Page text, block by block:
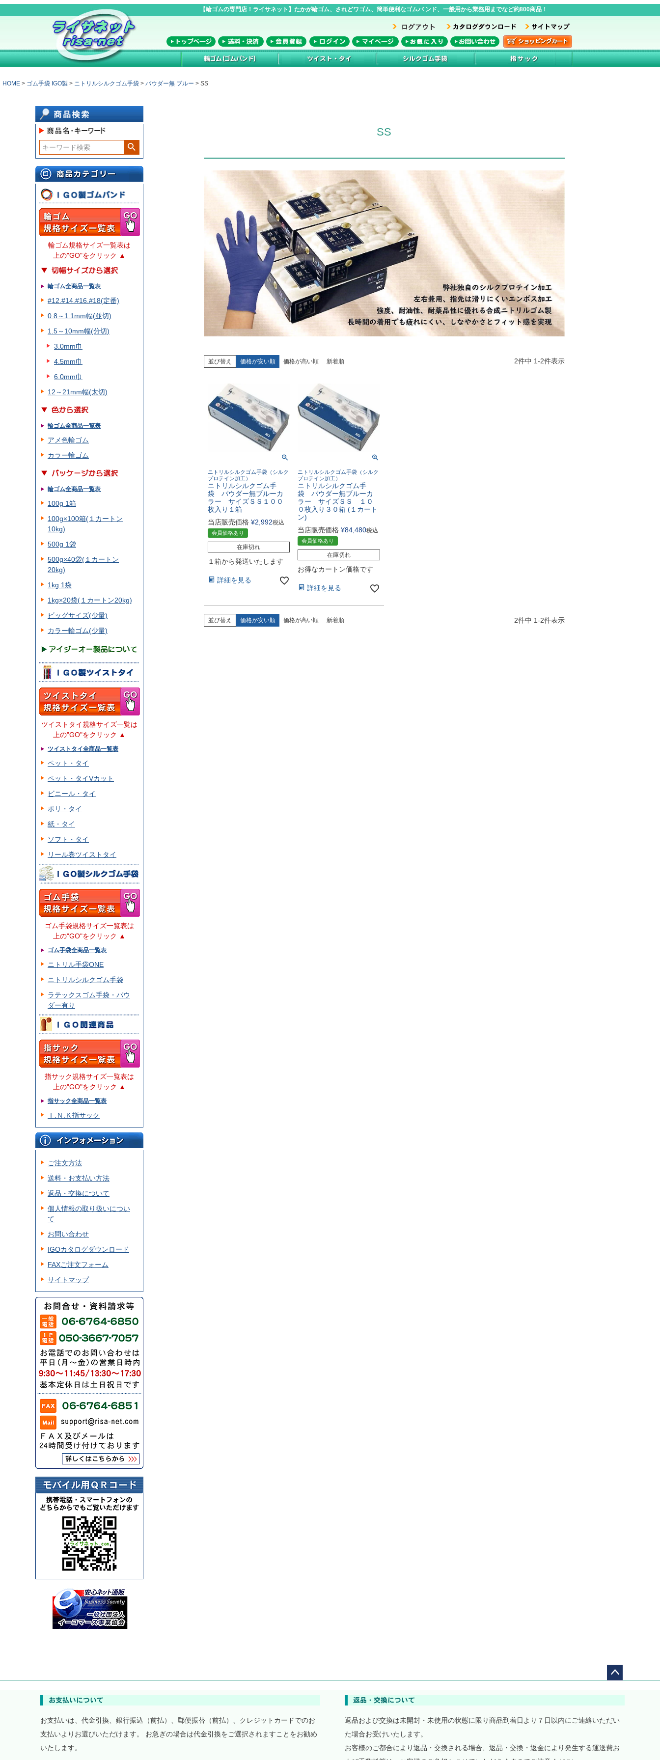
【輪ゴムの専門店！ライサネット】たかが輪ゴム、されどワゴム、簡単便利なゴムバ ンド、一般用から業務用までなど約800商品！
HOME ゴム手袋 IGO製 ニトリルシルクゴム手袋 パウダー無 ブルー SS
輪ゴム規格サイズ一覧表は
上の"GO"をクリック ▲
輪ゴム全商品一覧表
#12.#14.#16.#18(定番)
0.8～1.1mm幅(並切)
1.5～10mm幅(分切)
3.0mm巾
4.5mm巾
6.0mm巾
12～21mm幅(太切)
輪ゴム全商品一覧表
アメ色輪ゴム
カラー輪ゴム
輪ゴム全商品一覧表
100g 1箱
100g×100箱(１カートン
10kg)
500g 1袋
500g×40袋(１カートン
20kg)
1kg 1袋
1kg×20袋(１カートン20kg)
ビッグサイズ(少量)
カラー輪ゴム(少量)
ツイストタイ規格サイズ一覧は
上の"GO"をクリック ▲
ツイストタイ全商品一覧表
ペット・タイ
ペット・タイVカット
ビニール・タイ
ポリ・タイ
紙・タイ
ソフト・タイ
リール巻ツイストタイ
ゴム手袋規格サイズ一覧表は
上の"GO"をクリック ▲
ゴム手袋全商品一覧表
ニトリル手袋ONE
ニトリルシルクゴム手袋
ラテックスゴム手袋・パウ
ダー有り
指サック規格サイズ一覧表は
上の"GO"をクリック ▲
指サック全商品一覧表
Ｉ.Ｎ.Ｋ指サック
ご注文方法
送料・お支払い方法
返品・交換について
個人情報の取り扱いについ
て
お問い合わせ
IGOカタログダウンロード
FAXご注文フォーム
サイトマップ
SS
並び替え 価格が安い順 価格が高い順 新着順 2件中 1-2件表示
ニトリルシルクゴム手袋（シルク
プロテイン加工）
ニトリルシルクゴム手
袋 パウダー無ブルーカ
ラー サイズＳＳ１００
枚入り１箱
当店販売価格 ¥2,992税込
会員価格あり
在庫切れ
１箱から発送いたします
詳細を見る
ニトリルシルクゴム手袋（シルク
プロテイン加工）
ニトリルシルクゴム手
袋 パウダー無ブルーカ
ラー サイズＳＳ １０
０枚入り３０箱 (１カート
ン)
当店販売価格 ¥84,480税込
会員価格あり
在庫切れ
お得なカートン価格です
詳細を見る
並び替え 価格が安い順 価格が高い順 新着順 2件中 1-2件表示
ジト
ップ
へ
お支払いは、代金引換、銀行振込（前払）、郵便振替（前払）、クレジットカードでのお
支払いよりお選びいただけます。 お急ぎの場合は代金引換をご選択されますことをお勧め
いたします。
返品および交換は未開封・未使用の状態に限り商品到着日より７日以内にご連絡いただい
た場合お受けいたします。
お客様のご都合により返品・交換される場合、返品・交換・返金により発生する運送費お